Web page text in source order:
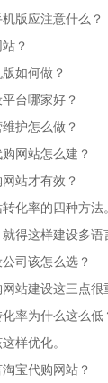
版应注意什么？
？
如何做？
台哪家好？
护怎么做？
网站怎么建？
站才有效？
化率的四种方法
得这样建设多语
司该怎么选？
站建设这三点很
率为什么这么低
样优化。
宝代购网站？